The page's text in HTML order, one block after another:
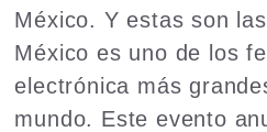
México. Y estas son
México es uno de los
electrónica más
mundo. Este evento